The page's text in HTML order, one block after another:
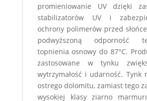
promieniowanie UV dzięki
stabilizatorów UV i
ochrony polimerów przed
podwyższoną odporność
topnienia osnowy do 87°C.
zastosowane w tynku
wytrzymałość i udarność. Tynk
ostrego dolomitu, zamiast tego
wysokiej klasy ziarno